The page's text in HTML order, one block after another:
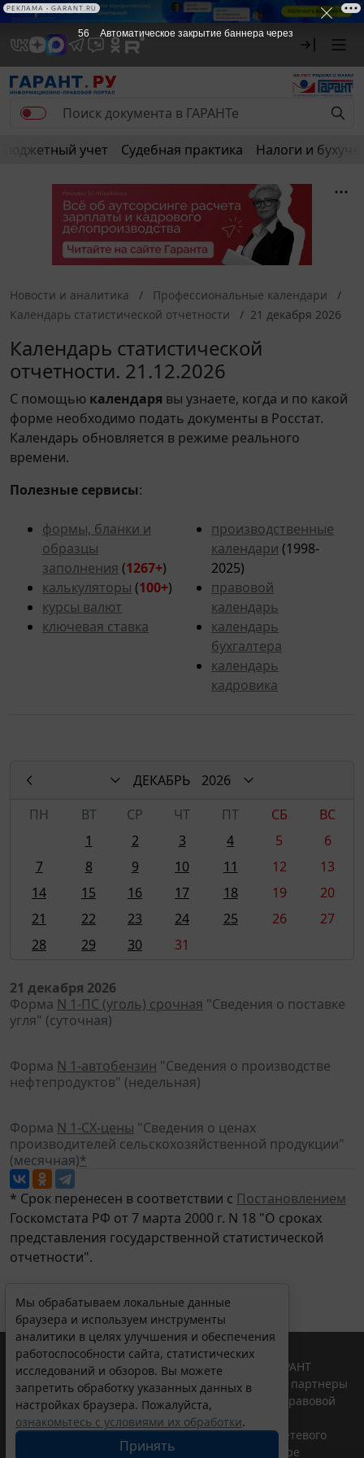
РЕКЛАМА
Бюджетный учет Судебная практика Налоги и
Новости и аналитика
Профессиональные календари
Календарь статистической отчетности
21 декабря 2026
Календарь статистической
отчетности. 21.12.2026
С помощью календаря вы узнаете, когда и по какой
форме необходимо подать документы в Росстат.
Календарь обновляется в режиме реального
времени.
Полезные сервисы:
формы, бланки и
образцы
заполнения (1267+)
калькуляторы (100+)
курсы валют
ключевая ставка
производственные
календари (1998-
2025)
правовой
календарь
календарь
бухгалтера
календарь
кадровика
ДЕКАБРЬ
2026
ПН
ВТ СР ЧТ ПТ СБ
ВС
1
2 3 4 5
6
7
8 9 10 11 12
13
14
15 16 17 18 19
20
21
22 23 24 25 26
27
28
29 30 31
21 декабря 2026
Форма N 1-ПС (уголь) срочная "Сведения о поставке
угля" (суточная)
Форма N 1-автобензин "Сведения о производстве
нефтепродуктов" (недельная)
Форма N 1-СХ-цены "Сведения о ценах
производителей сельскохозяйственной продукции"
(месячная)*
* Срок перенесен в соответствии с Постановлением
Госкомстата РФ от 7 марта 2000 г. N 18 "О сроках
представления государственной статистической
отчетности".
Мы обрабатываем локальные данные
браузера и используем инструменты
аналитики в целях улучшения и обеспечения
работоспособности сайта, статистических
исследований и обзоров. Вы можете
запретить обработку указанных данных в
настройках браузера. Пожалуйста,
ознакомьтесь с условиями их обработки.
Принять
© ООО "НПП "ГАРАНТ-СЕРВИС", 2026. Система ГАРАНТ
выпускается с 1990 года. Компания "Гарант" и ее партнеры
являются участниками Российской ассоциации правовой
информации ГАРАНТ.
Портал ГАРАНТ.РУ зарегистрирован в качестве сетевого
издания Федеральной службой по надзору в сфере
56 Автоматическое закрытие баннера через
РЕКЛАМА • GARANT.RU